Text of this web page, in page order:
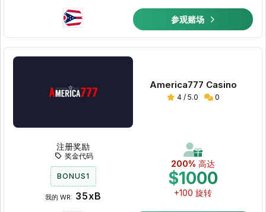
参观赌场
America777 Casino
4 / 5.0 0
200% 高达
$1000
+100 旋转
注册奖励
奖金代码
BONUS1
我的 WR: 35xB